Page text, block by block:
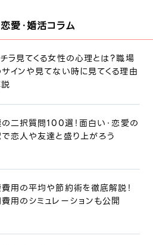
愛・婚活コラム
ラ見てくる女性の心理とは？職場
インや見てない時に見てくる理由
二択質問100選！面白い・恋愛の
恋人や友達と盛り上がろう
用の平均や節約術を徹底解説！
用のシミュレーションも公開